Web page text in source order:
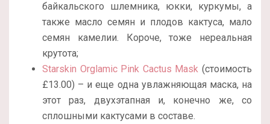
байкальского шлемника, юкки, куркумы, а
также масло семян и плодов кактуса, мало
семян камелии. Короче, тоже нереальная
крутота;
Starskin Orglamic Pink Cactus Mask (стоимость
£13.00) – и еще одна увлажняющая маска, на
этот раз, двухэтапная и, конечно же, со
сплошными кактусами в составе.